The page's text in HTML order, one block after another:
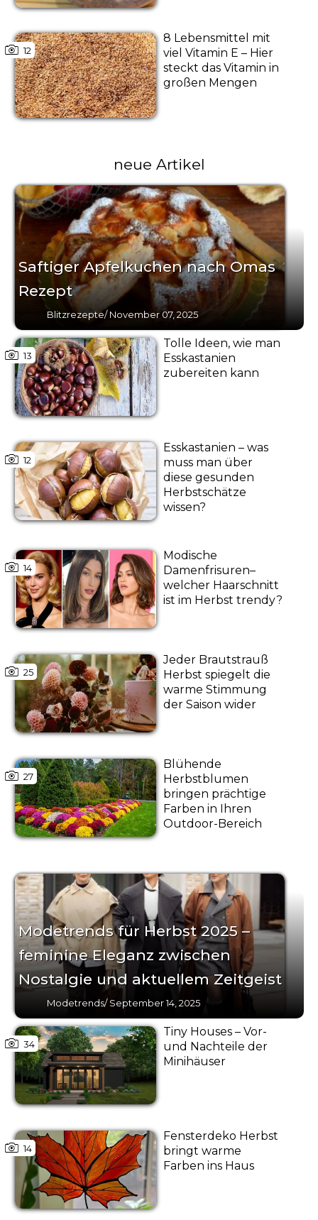
12
8 Lebensmittel mit
viel Vitamin E – Hier
steckt das Vitamin in
großen Mengen
neue Artikel
Saftiger Apfelkuchen nach Omas
Rezept
Blitzrezepte/November 07, 2025
13
Tolle Ideen, wie man
Esskastanien
zubereiten kann
12
Esskastanien – was
muss man über
diese gesunden
Herbstschätze
wissen?
14
Modische
Damenfrisuren–
welcher Haarschnitt
ist im Herbst trendy?
25
Jeder Brautstrauß
Herbst spiegelt die
warme Stimmung
der Saison wider
27
Blühende
Herbstblumen
bringen prächtige
Farben in Ihren
Outdoor-Bereich
Modetrends für Herbst 2025 –
feminine Eleganz zwischen
Nostalgie und aktuellem Zeitgeist
Modetrends/September 14, 2025
34
Tiny Houses – Vor-
und Nachteile der
Minihäuser
14
Fensterdeko Herbst
bringt warme
Farben ins Haus